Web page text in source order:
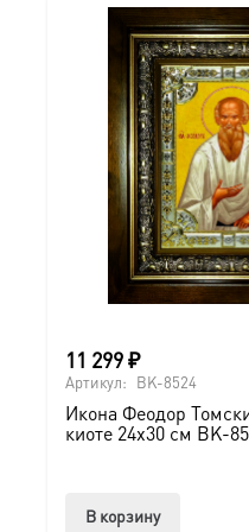
11 299₽
Артикул: BK-8524
Икона Феодор
киоте 24х30 см BK-
В корзину